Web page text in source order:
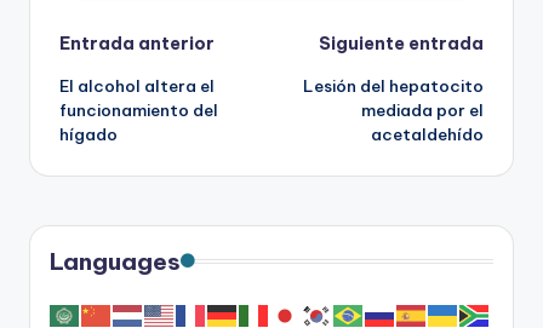
Navegación
de
entradas
Entrada anterior
El alcohol altera el
funcionamiento del
hígado
Siguiente entrada
Lesión del hepatocito
mediada por el
acetaldehído
Languages